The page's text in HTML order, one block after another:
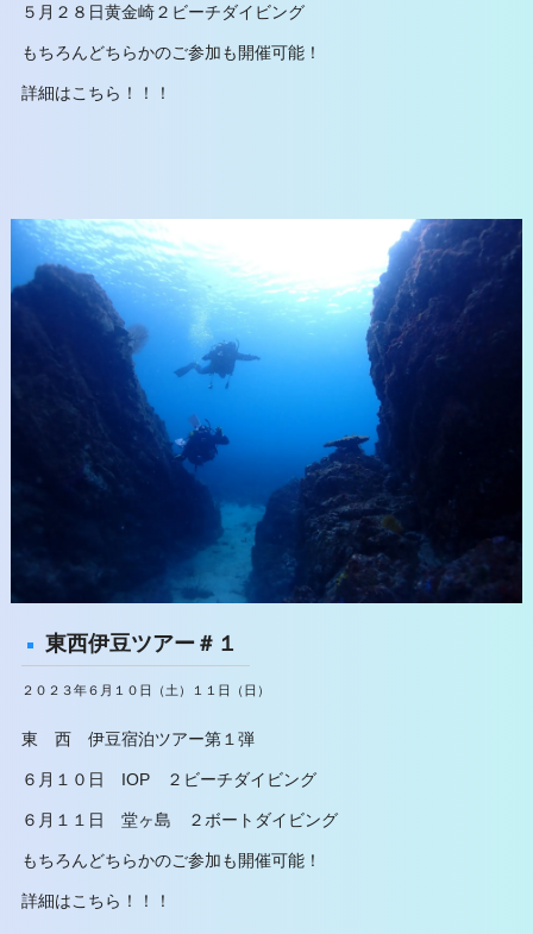
５月２８日黄金崎２ビーチダイビング
もちろんどちらかのご参加も開催可能！
詳細はこちら！！！
東西伊豆ツアー＃１
２０２３年６月１０日（土）１１日（日）
東 西 伊豆宿泊ツアー第１弾
６月１０日 IOP ２ビーチダイビング
６月１１日 堂ヶ島 ２ボートダイビング
もちろんどちらかのご参加も開催可能！
詳細はこちら！！！